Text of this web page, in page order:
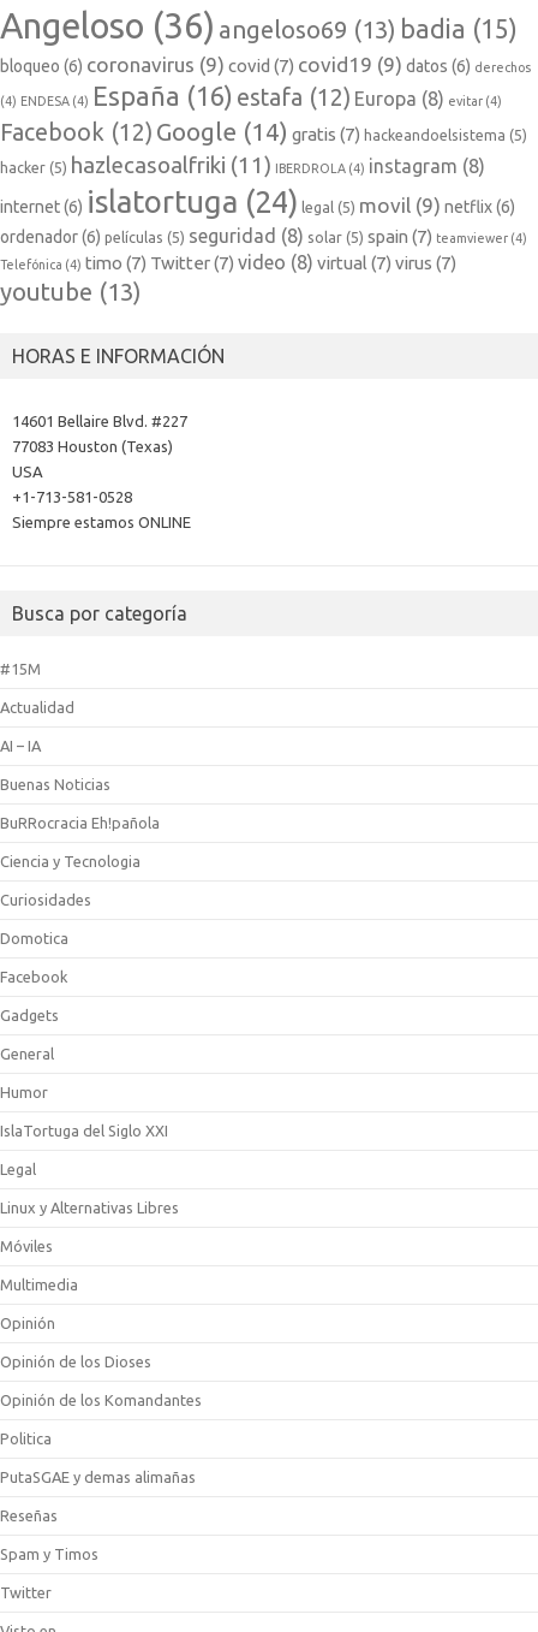
Angeloso (36) angeloso69 (13) badia (15)
bloqueo (6) coronavirus (9) covid (7) covid19 (9) datos (6) derechos
(4) ENDESA (4) España (16) estafa (12) Europa (8) evitar (4)
Facebook (12) Google (14) gratis (7) hackeandoelsistema (5)
hacker (5) hazlecasoalfriki (11) IBERDROLA (4) instagram (8)
internet(6) islatortuga (24) legal (5) movil (9) netflix(6)
ordenador(6) películas (5) seguridad (8) solar (5) spain (7) teamviewer (4)
Telefónica (4) timo (7) Twitter(7) video (8) virtual (7) virus (7)
youtube (13)
HORAS E INFORMACIÓN
14601 Bellaire Blvd. #227
77083 Houston (Texas)
USA
+1-713-581-0528
Siempre estamos ONLINE
Busca por categoría
#15M
Actualidad
AI – IA
Buenas Noticias
BuRRocracia Eh!pañola
Ciencia y Tecnologia
Curiosidades
Domotica
Facebook
Gadgets
General
Humor
IslaTortuga del Siglo XXI
Legal
Linux y Alternativas Libres
Móviles
Multimedia
Opinión
Opinión de los Dioses
Opinión de los Komandantes
Politica
PutaSGAE y demas alimañas
Reseñas
Spam y Timos
Twitter